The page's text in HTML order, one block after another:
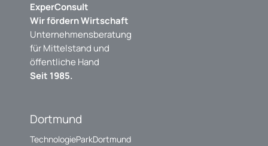
ExperConsult
Wir fördern Wirtschaft
Unternehmensberatung
für Mittelstand und
öffentliche Hand
Seit 1985.
Dortmund
TechnologieParkDortmund